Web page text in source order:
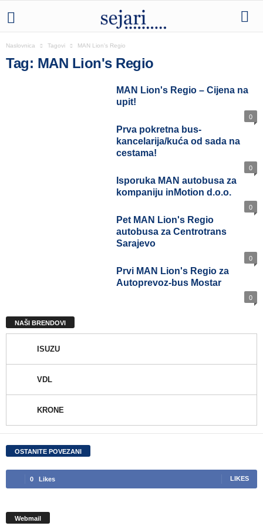
Naslovnica Tagovi MAN Lion's Regio
Tag: MAN Lion's Regio
MAN Lion's Regio – Cijena na
upit!
0
Prva pokretna bus-
kancelarija/kuća od sada na
cestama!
0
Isporuka MAN autobusa za
kompaniju inMotion d.o.o.
0
Pet MAN Lion's Regio
autobusa za Centrotrans
Sarajevo
0
Prvi MAN Lion's Regio za
Autoprevoz-bus Mostar
0
NAŠI BRENDOVI
OSTANITE POVEZANI
0 Likes LIKES
Webmail